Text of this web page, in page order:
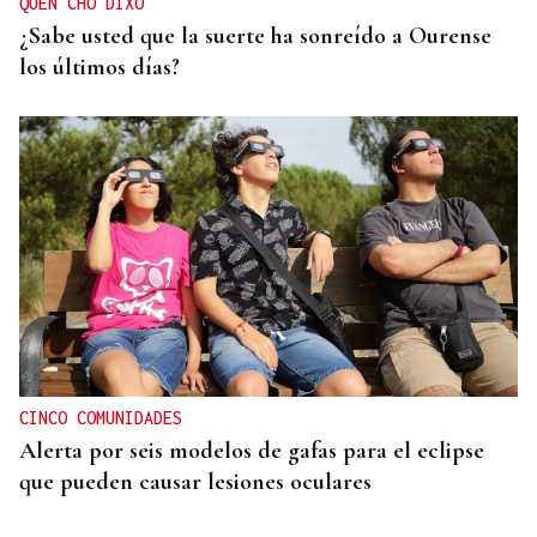
¿Sabe usted que la suerte ha sonreído a Ourense
los últimos días?
CINCO COMUNIDADES
Alerta por seis modelos de gafas para el eclipse
que pueden causar lesiones oculares